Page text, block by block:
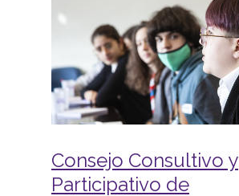
Consejo Consultivo y
Participativo de